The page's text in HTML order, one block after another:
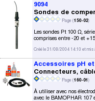
9094
Sondes de
Page (150-02)
Les sondes Pt 100 Ω,
comprises entre -20 et
Créé le 31/08/2004 14:10 et
Accessoires pH et
Connecteurs,
Page (160-01 )
À utiliser avec nos
avec le BAMOPHAR 107